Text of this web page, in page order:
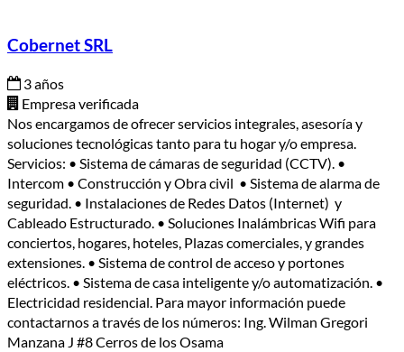
Cobernet SRL
3 años
Empresa verificada
Nos encargamos de ofrecer servicios integrales, asesoría y
soluciones tecnológicas tanto para tu hogar y/o empresa.
Servicios: • Sistema de cámaras de seguridad (CCTV). •
Intercom • Construcción y Obra civil • Sistema de alarma de
seguridad. • Instalaciones de Redes Datos (Internet) y
Cableado Estructurado. • Soluciones Inalámbricas Wifi para
conciertos, hogares, hoteles, Plazas comerciales, y grandes
extensiones. • Sistema de control de acceso y portones
eléctricos. • Sistema de casa inteligente y/o automatización. •
Electricidad residencial. Para mayor información puede
contactarnos a través de los números: Ing. Wilman Gregori
Manzana J #8 Cerros de los Osama